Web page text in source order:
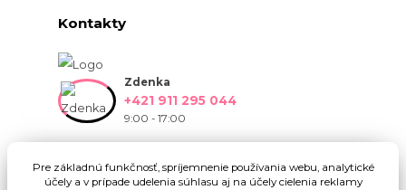
Kontakty
Zdenka
+421 911 295 044
9:00 - 17:00
Pre základnú funkčnosť, spríjemnenie používania webu, analytické
účely a v prípade udelenia súhlasu aj na účely cielenia reklamy